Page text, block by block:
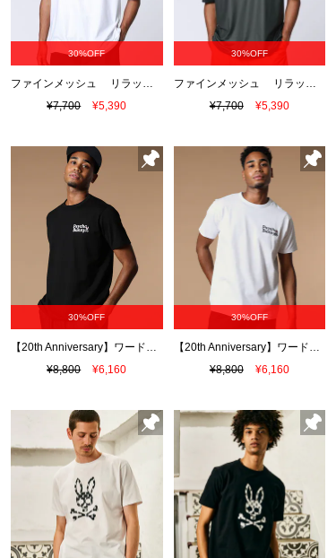
30%OFF
ファインメッシュ リラックスワンポイントロゴTシャツ
¥7,700
¥5,390
30%OFF
ファインメッシュ リラックスワンポイントロゴTシャツ
¥7,700
¥5,390
30%OFF
¥8,800
¥6,160
30%OFF
¥8,800
¥6,160